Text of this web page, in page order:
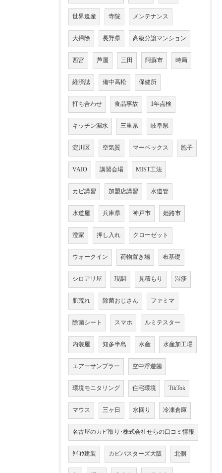
世界遺産 寺院 メンテナンス
大掃除 長野県 高級分譲マンション
西宮 芦屋 三田 阿蘇市 時局
経済誌 備中高松 保健所
打ち合わせ 食品事故 1年点検
キッチン漏水 三重県 岐阜県
淀川区 空気質 マーベックス 胞子
VAIO 講習会場 MIST工法
カビ講習 加盟店講習 水道管
水道屋 兵庫県 神戸市 姫路市
澄家 押し入れ クローゼット
ウォークイン 荷物置き場 布基礎
シロアリ屋 現調 見積もり 湿疹
肌荒れ 除菌おじさん ファミマ
除菌シート スマホ ルミテスター
内装屋 知多半島 水産 水産加工場
エアーサンプラー 空中浮遊菌
環境モニタリング 住宅環境 TikTok
マウス 三ヶ日 水回り 冷凍倉庫
名古屋のカビ取り･株式会社せらの口コミ情報
ﾀｲｺｳ建装 カビバスターズ大阪 北側